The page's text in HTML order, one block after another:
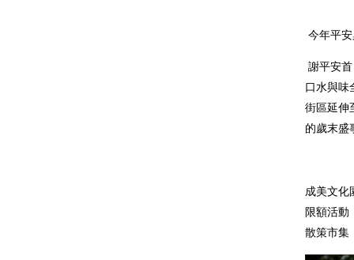
今年平
謝平安
口水與味
街區延伸
的歲末盛
成美文化
限額活動
散策市集